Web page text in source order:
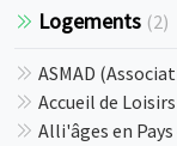
Logements (2)
ASMAD
Accueil de Loisirs
Alli'âges en Pays